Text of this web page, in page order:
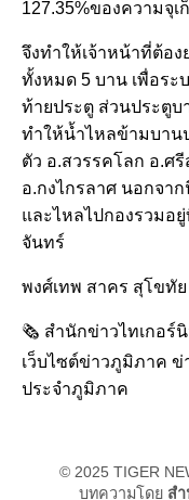
127.35%ของความจุ
จึงทำให้เจ้าหน้าที่ต้อ
ทั้งหมด 5 บาน เพื่อระ
ท้ายประตู ส่วนประตู
ทำให้น้ำไหลข้ามบาน
ตัว อ.สวรรคโลก อ.ศรี
อ.กงไกรลาศ นอกจา
และไหลไปกองรวมอ
จันทร์
พงศ์เทพ สาคร สุโขทัย
🗞️ สำนักข่าวไทเกอร์นิ
เว็บไซต์ข่าวภูมิภาค
ประจำภูมิภาค
© 2025 TIGER
บทความโดย ส